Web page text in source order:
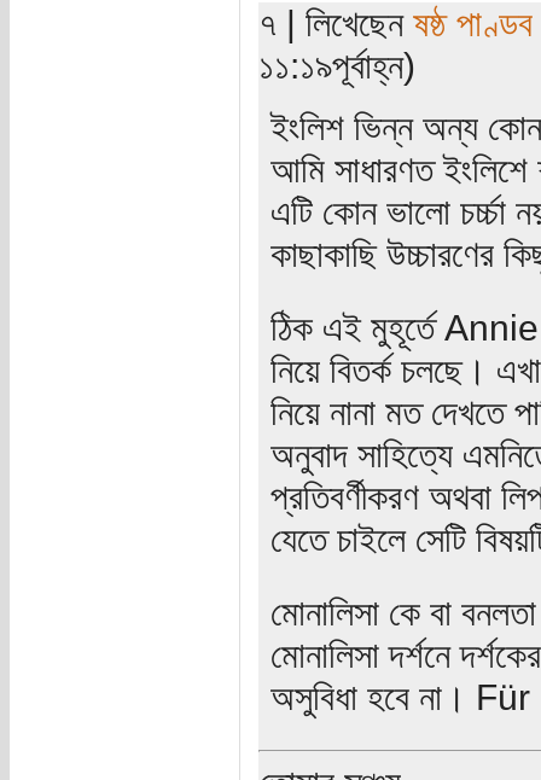
৭ | লিখেছেন ষষ্ঠ পাণ্ডব
১১:১৯পূর্বাহ্ন)
ইংলিশ ভিন্ন অন্য কোন
আমি সাধারণত ইংলিশে
এটি কোন ভালো চর্চ্চা
কাছাকাছি উচ্চারণের
ঠিক এই মুহূর্তে Annie
নিয়ে বিতর্ক চলছে।
নিয়ে নানা মত দেখতে
অনুবাদ সাহিত্যে
প্রতিবর্ণীকরণ অথবা
যেতে চাইলে সেটি
মোনালিসা কে বা
মোনালিসা দর্শনে
অসুবিধা হবে না।